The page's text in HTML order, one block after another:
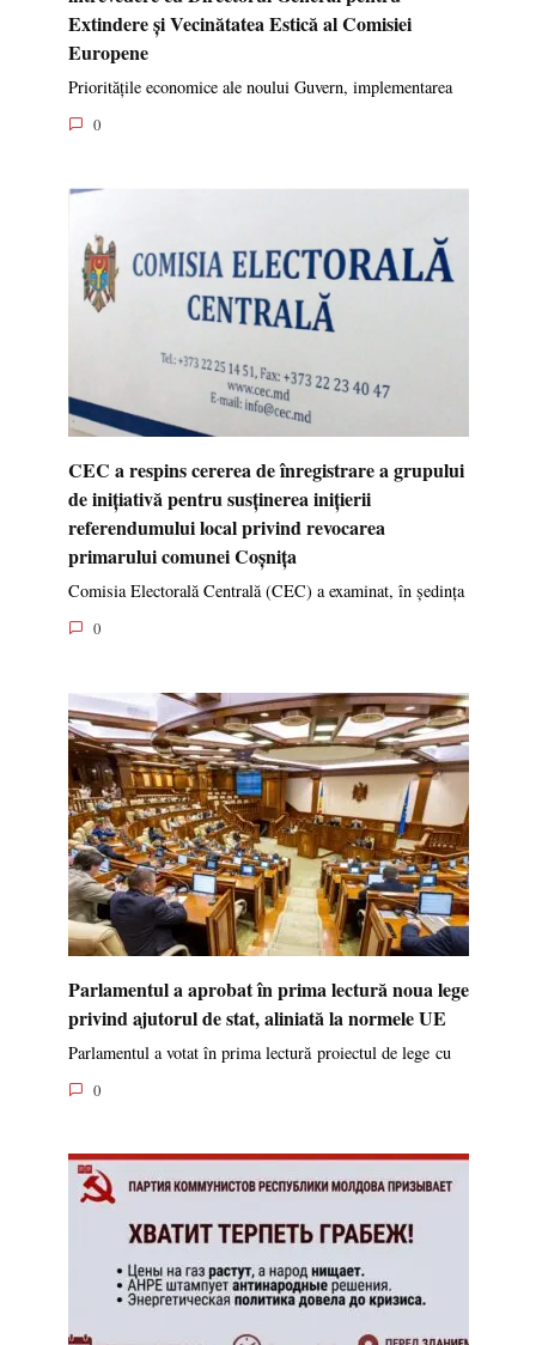
Extindere și Vecinătatea Estică al Comisiei
Europene
Prioritățile economice ale noului Guvern, implementarea
0
CEC a respins cererea de înregistrare a grupului
de inițiativă pentru susținerea inițierii
referendumului local privind revocarea
primarului comunei Coșnița
Comisia Electorală Centrală (CEC) a examinat, în ședința
0
Parlamentul a aprobat în prima lectură noua lege
privind ajutorul de stat, aliniată la normele UE
Parlamentul a votat în prima lectură proiectul de lege cu
0